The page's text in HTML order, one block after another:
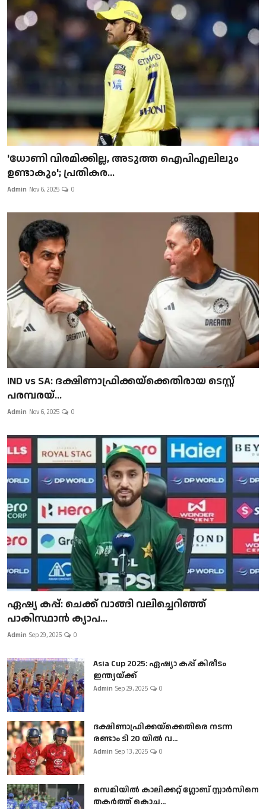
'ധോണി വിരമിക്കില്ല, അടുത്ത ഐപിഎലിലും
ഉണ്ടാകും'; പ്രതികര...
Admin Nov 6, 2025 0
IND vs SA: ദക്ഷിണാഫ്രിക്കയ്‌ക്കെതിരായ ടെസ്റ്റ്
പരമ്പരയ്...
Admin Nov 6, 2025 0
ഏഷ്യ കപ്പ്: ചെക്ക് വാങ്ങി വലിച്ചെറിഞ്ഞ്
പാകിസ്ഥാൻ ക്യാപ...
Admin Sep 29, 2025 0
Asia Cup 2025: ഏഷ്യാ കപ്പ് കിരീടം
ഇന്ത്യയ്ക്ക്
Admin Sep 29, 2025 0
ദക്ഷിണാഫ്രിക്കയ്‌ക്കെതിരെ നടന്ന
രണ്ടാം ടി 20 യിൽ വ...
Admin Sep 13, 2025 0
സെമിയിൽ കാലിക്കറ്റ് ഗ്ലോബ് സ്റ്റാർസിനെ
തകർത്ത് കൊച...